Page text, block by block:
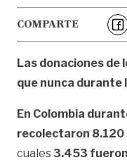
COMPARTE
Las donaciones de
que nunca durante
En Colombia
recolectaron
cuales 3.453